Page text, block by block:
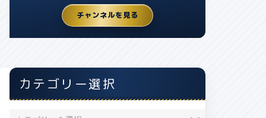
チャンネルを見る
カテゴリー選択